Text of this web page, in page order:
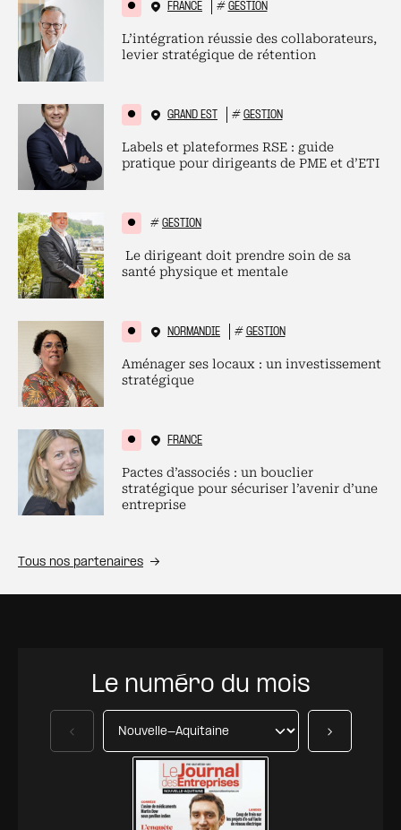
FRANCE # GESTION
L’intégration réussie des collaborateurs,
levier stratégique de rétention
GRAND EST # GESTION
Labels et plateformes RSE : guide
pratique pour dirigeants de PME et d’ETI
# GESTION
Le dirigeant doit prendre soin de sa
santé physique et mentale
NORMANDIE # GESTION
Aménager ses locaux : un investissement
stratégique
FRANCE
Pactes d’associés : un bouclier
stratégique pour sécuriser l’avenir d’une
entreprise
Tous nos partenaires
Le numéro du mois
Précédent Suivant